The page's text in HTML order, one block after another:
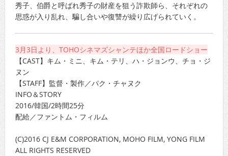
秀子、伯爵と呼ばれ秀子の財産を狙う詐欺師ら、それぞれの
思惑が入り乱れ、騙し合いや復讐が繰り広げられていく。
3月3日より、TOHOシネマズシャンテほか全国ロードショー
【CAST】キム・ミニ、キム・テリ、ハ・ジョンウ、チョ・ジ
ヌン
【STAFF】監督・製作／パク・チャヌク
INFO＆STORY
2016/韓国/2時間25分
配給／ファントム・フィルム
(C)2016 CJ E&M CORPORATION, MOHO FILM, YONG FILM
ALL RIGHTS RESERVED